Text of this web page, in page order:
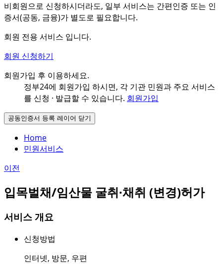
비회원으로 신청하시더라도, 일부 서비스는 간편인증 또는 인
증서(공동, 금융)가 별도로 필요합니다.
회원 전용 서비스 입니다.
회원 신청하기
회원가입 후 이용하세요.
정부24에 회원가입 하시면, 각 기관 민원과 주요 서비스
를 신청 · 발급할 수 있습니다. 회원가입
공동인증서 등록 레이어 닫기
Home
민원서비스
이전
입목벌채/임산물 굴취·채취 (변경)허가
서비스 개요
신청방법
인터넷, 방문, 우편